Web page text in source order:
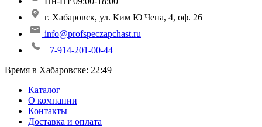
г. Хабаровск, ул. Ким Ю Чена, 4, оф. 26
info@profspeczapchast.ru
+7-914-201-00-44
Время в Хабаровске: 22:49
Каталог
О компании
Контакты
Доставка и оплата